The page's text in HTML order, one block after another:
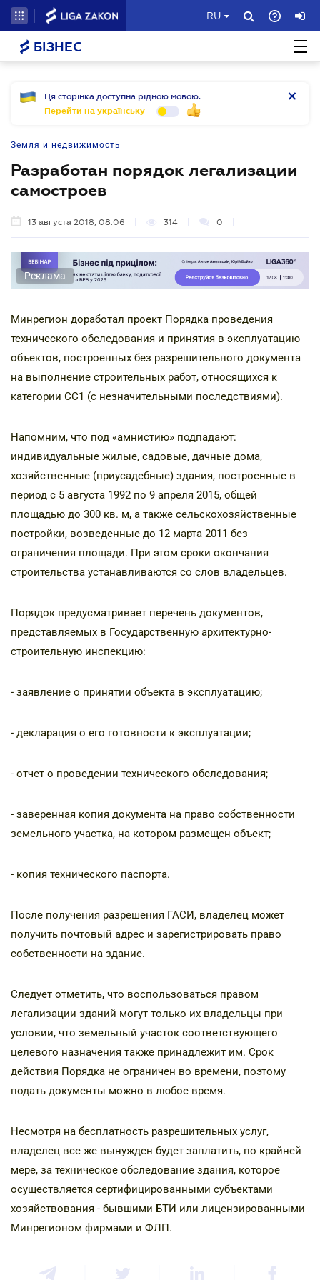
RU
БІЗНЕС
Ця сторінка доступна рідною мовою.
Перейти на українську
Земля и недвижимость
Разработан порядок легализации
самостроев
13 августа 2018, 08:06 314 0
Реклама
Минрегион доработал проект Порядка проведения
технического обследования и принятия в эксплуатацию
объектов, построенных без разрешительного документа
на выполнение строительных работ, относящихся к
категории СС1 (с незначительными последствиями).
Напомним, что под «амнистию» подпадают:
индивидуальные жилые, садовые, дачные дома,
хозяйственные (приусадебные) здания, построенные в
период с 5 августа 1992 по 9 апреля 2015, общей
площадью до 300 кв. м, а также сельскохозяйственные
постройки, возведенные до 12 марта 2011 без
ограничения площади. При этом сроки окончания
строительства устанавливаются со слов владельцев.
Порядок предусматривает перечень документов,
представляемых в Государственную архитектурно-
строительную инспекцию:
- заявление о принятии объекта в эксплуатацию;
- декларация о его готовности к эксплуатации;
- отчет о проведении технического обследования;
- заверенная копия документа на право собственности
земельного участка, на котором размещен объект;
- копия технического паспорта.
После получения разрешения ГАСИ, владелец может
получить почтовый адрес и зарегистрировать право
собственности на здание.
Следует отметить, что воспользоваться правом
легализации зданий могут только их владельцы при
условии, что земельный участок соответствующего
целевого назначения также принадлежит им. Срок
действия Порядка не ограничен во времени, поэтому
подать документы можно в любое время.
Несмотря на бесплатность разрешительных услуг,
владелец все же вынужден будет заплатить, по крайней
мере, за техническое обследование здания, которое
осуществляется сертифицированными субъектами
хозяйствования - бывшими БТИ или лицензированными
Минрегионом фирмами и ФЛП.